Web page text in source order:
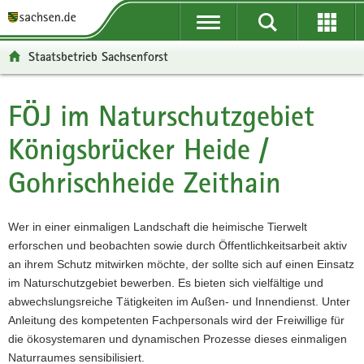
t
ü
b
e
r
g
e
i
f
e
n
d
e
t
n
a
v
i
g
t
i
o
n
p
n
h
a
l
t
t
e
I
n
f
o
m
a
t
i
o
n
t
-
B
e
r
e
c
h
Staatsbetrieb Sachsenforst
Hauptinhalt
FÖJ im Naturschutzgebiet
Königsbrücker Heide /
Gohrischheide Zeithain
Wer in einer einmaligen Landschaft die heimische Tierwelt
erforschen und beobachten sowie durch Öffentlichkeitsarbeit aktiv
an ihrem Schutz mitwirken möchte, der sollte sich auf einen Einsatz
im Naturschutzgebiet bewerben. Es bieten sich vielfältige und
abwechslungsreiche Tätigkeiten im Außen- und Innendienst. Unter
Anleitung des kompetenten Fachpersonals wird der Freiwillige für
die ökosystemaren und dynamischen Prozesse dieses einmaligen
Naturraumes sensibilisiert.